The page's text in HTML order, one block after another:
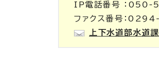
IP電話番号 ：
ファクス番号：
上下水道部水道